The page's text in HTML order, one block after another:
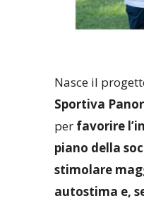
Nasce il
Sportiva
per favorire
piano della
stimolare
autostima e,